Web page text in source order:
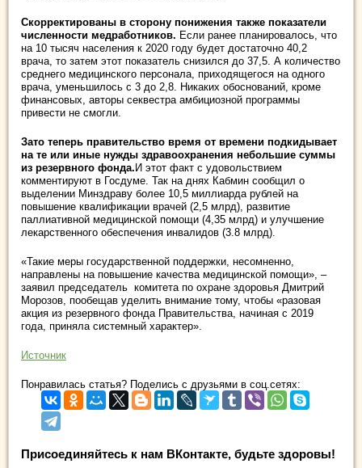
Скорректированы в сторону понижения также показатели
численности медработников. Если ранее планировалось, что
на 10 тысяч населения к 2020 году будет достаточно 40,2
врача, то затем этот показатель снизился до 37,5. А количество
среднего медицинского персонала, приходящегося на одного
врача, уменьшилось с 3 до 2,8. Никаких обоснований, кроме
финансовых, авторы секвестра амбициозной программы
привести не смогли.
Зато теперь правительство время от времени подкидывает
на те или иные нужды здравоохранения небольшие суммы
из резервного фонда. И этот факт с удовольствием
комментируют в Госдуме. Так на днях Кабмин сообщил о
выделении Минздраву более 10,5 миллиарда рублей на
повышение квалификации врачей (2,5 млрд), развитие
паллиативной медицинской помощи (4,35 млрд) и улучшение
лекарственного обеспечения инвалидов (3.8 млрд).
«Такие меры государственной поддержки, несомненно,
направлены на повышение качества медицинской помощи», –
заявил председатель комитета по охране здоровья Дмитрий
Морозов, пообещав уделить внимание тому, чтобы «разовая
акция из резервного фонда Правительства, начиная с 2019
года, приняла системный характер».
Источник
Понравилась статья? Поделись с друзьями в соц.сетях:
Присоединяйтесь к нам ВКонтакте, будьте здоровы!